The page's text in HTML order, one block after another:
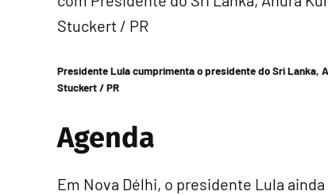
Presidente Lula cumprimenta o presidente do Sri Lanka,
Stuckert / PR
Agenda
Em Nova Délhi, o presidente Lula